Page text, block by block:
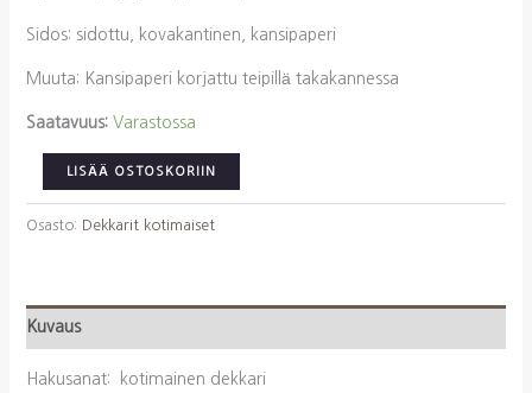
Sidos: sidottu, kovakantinen, kansipaperi
Muuta: Kansipaperi korjattu teipillä takakannessa
Saatavuus: Varastossa
Pekka:
Tummat
Pekka
määrä
LISÄÄ OSTOSKORIIN
Osasto: Dekkarit kotimaiset
Kuvaus
Hakusanat: kotimainen dekkari